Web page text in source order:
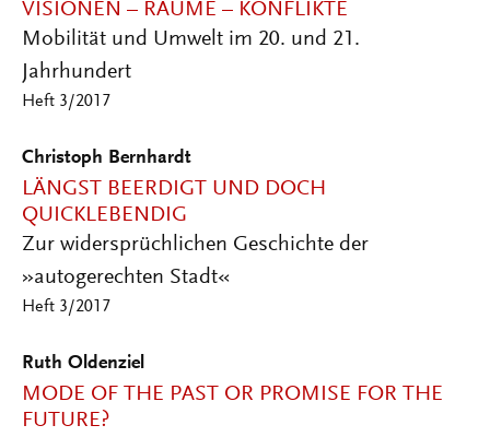
VISIONEN – RÄUME – KONFLIKTE
Mobilität und Umwelt im 20. und 21.
Jahrhundert
Heft 3/2017
Christoph Bernhardt
LÄNGST BEERDIGT UND DOCH
QUICKLEBENDIG
Zur widersprüchlichen Geschichte der
»autogerechten Stadt«
Heft 3/2017
Ruth Oldenziel
MODE OF THE PAST OR PROMISE FOR THE
FUTURE?